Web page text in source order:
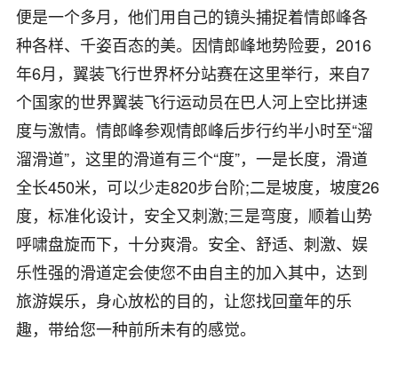
便是一个多月，他们用自己的镜头捕捉着情郎峰各
种各样、千姿百态的美。因情郎峰地势险要，2016
年6月，翼装飞行世界杯分站赛在这里举行，来自7
个国家的世界翼装飞行运动员在巴人河上空比拼速
度与激情。情郎峰参观情郎峰后步行约半小时至“溜
溜滑道”，这里的滑道有三个“度”，一是长度，滑道
全长450米，可以少走820步台阶;二是坡度，坡度26
度，标准化设计，安全又刺激;三是弯度，顺着山势
呼啸盘旋而下，十分爽滑。安全、舒适、刺激、娱
乐性强的滑道定会使您不由自主的加入其中，达到
旅游娱乐，身心放松的目的，让您找回童年的乐
趣，带给您一种前所未有的感觉。